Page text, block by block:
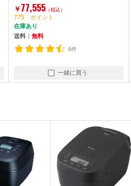
￥77,555（税込）
775 ポイント
在庫あり
送料： 無料
6件
一緒に買う